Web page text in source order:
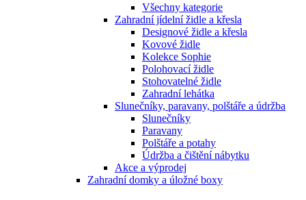
Všechny kategorie
Zahradní jídelní židle a křesla
Designové židle a křesla
Kovové židle
Kolekce Sophie
Polohovací židle
Stohovatelné židle
Zahradní lehátka
Slunečníky, paravany, polštáře a údržba
Slunečníky
Paravany
Polštáře a potahy
Údržba a čištění nábytku
Akce a výprodej
Zahradní domky a úložné boxy